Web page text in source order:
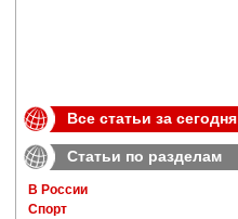
Все статьи за сегодня
Статьи по разделам
В России
Спорт